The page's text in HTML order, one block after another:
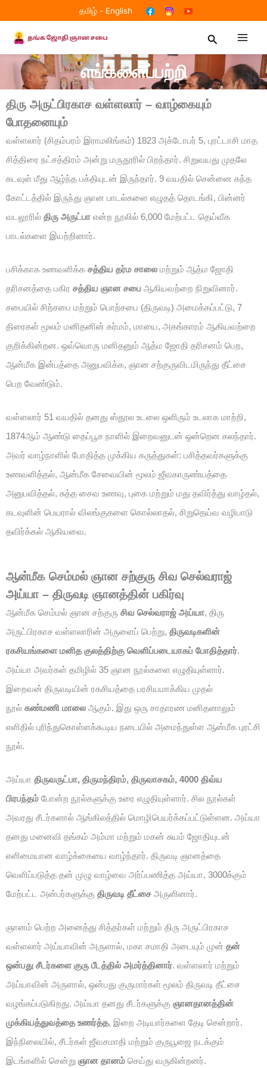
to
content
தமிழ்- English
Search
எங்களைப்பற்றி
திரு அருட்பிரகாச வள்ளலார் – வாழ்கையும்
போதனையும்
வள்ளலார் (சிதம்பரம் இராமலிங்கம்) 1823 அக்டோபர் 5, புரட்டாசி மாத
சித்திரை நட்சத்திரம் அன்று மருதூரில் பிறந்தார். சிறுவயது முதலே
கடவுள் மீது ஆழ்ந்த பக்தியுடன் இருந்தார். 9 வயதில் சென்னை கந்த
கோட்டத்தில் இருந்து ஞான பாடல்களை எழுதத் தொடங்கி, பின்னர்
வடலூரில் திரு அருட்பா என்ற நூலில் 6,000 மேற்பட்ட தெய்வீக
பாடல்களை இயற்றினார்.
பசிக்காக உணவளிக்க சத்திய தர்ம சாலை மற்றும் ஆத்ம ஜோதி
தரிசனத்தை பகிர சத்திய ஞான சபை ஆகியவற்றை நிறுவினார்.
சபையில் சிற்சபை மற்றும் பொற்சபை (திருவடி) அமைக்கப்பட்டு, 7
திரைகள் மூலம் மனிதனின் கர்மம், மாயை, அகங்காரம் ஆகியவற்றை
குறிக்கின்றன. ஒவ்வொரு மனிதனும் ஆத்ம ஜோதி தரிசனம் பெற,
ஆன்மீக இன்பத்தை அனுபவிக்க, ஞான சற்குருவிடமிருந்து தீட்சை
பெற வேண்டும்.
வள்ளலார் 51 வயதில் தனது ஸ்தூல உடலை ஒளிரும் உடலாக மாற்றி,
1874ஆம் ஆண்டு தைப்பூச நாளில் இறைவனுடன் ஒன்றென கலந்தார்.
அவர் வாழ்நாளில் போதித்த முக்கிய கருத்துகள்: பசித்தவர்களுக்கு
உணவளித்தல், ஆன்மீக சேவையின் மூலம் ஜீவகாருண்யத்தை
அனுபவித்தல், சுத்த சைவ உணவு, புகை மற்றும் மது தவிர்த்து வாழ்தல்,
கடவுளின் பெயரால் விலங்குகளை கொல்லாதல், சிறுதெய்வ வழிபாடு
தவிர்க்கல் ஆகியவை.
ஆன்மீக செம்மல் ஞான சற்குரு சிவ செல்வராஜ்
அய்யா – திருவடி ஞானத்தின் பகிர்வு
ஆன்மீக செம்மல் ஞான சற்குரு சிவ செல்வராஜ் அய்யா, திரு
அருட்பிரகாச வள்ளலாரின் அருளைப் பெற்று, திருவடிகளின்
ரகசியங்களை மனித குலத்திற்கு வெளிப்படையாகப் போதித்தார்.
அய்யா அவர்கள் தமிழில் 35 ஞான நூல்களை எழுதியுள்ளார்.
இறைவன் திருவடியின் ரகசியத்தை பரசியமாக்கிய முதல்
நூல் கண்மணி மாலை ஆகும். இது ஒரு சாதாரண மனிதனாலும்
எளிதில் புரிந்துகொள்ளக்கூடிய நடையில் அமைந்துள்ள ஆன்மீக புரட்சி
நூல்.
அய்யா திருவருட்பா, திருமந்திரம், திருவாசகம், 4000 திவ்ய
பிரபந்தம் போன்ற நூல்களுக்கு உரை எழுதியுள்ளார். சில நூல்கள்
அவரது சீடர்களால் ஆங்கிலத்தில் மொழிபெயர்க்கப்பட்டுள்ளன. அய்யா
தனது மனைவி தங்கம் அம்மா மற்றும் மகன் சுயம் ஜோதியுடன்
எளிமையான வாழ்க்கையை வாழ்ந்தார். திருவடி ஞானத்தை
வெளிப்படுத்த தன் முழு வாழ்வை அர்ப்பணித்த அய்யா, 3000க்கும்
மேற்பட்ட அன்பர்களுக்கு திருவடி தீட்சை அருளினார்.
ஞானம் பெற்ற அனைத்து சித்தர்கள் மற்றும் திரு அருட்பிரகாச
வள்ளலார் அய்யாவின் அருளால், மகா சமாதி அடையும் முன் தன்
ஒன்பது சீடர்களை குரு பீடத்தில் அமர்த்தினார். வள்ளலார் மற்றும்
அய்யாவின் அருளால், ஒன்பது குருமார்கள் மூலம் திருவடி தீட்சை
வழங்கப்படுகிறது. அய்யா தனது சீடர்களுக்கு ஞானதானத்தின்
முக்கியத்துவத்தை உணர்த்த, இறை அடியார்களை தேடி சென்றார்.
இந்நிலையில், சீடர்கள் ஜீவசமாதி மற்றும் குருபூஜை நடக்கும்
இடங்களில் சென்று ஞான தானம் செய்து வருகின்றனர்.